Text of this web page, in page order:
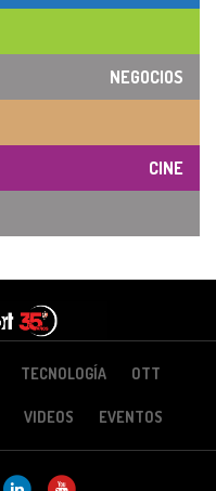
NEGOCIOS
CINE
TECNOLOGÍA OTT
VIDEOS EVENTOS